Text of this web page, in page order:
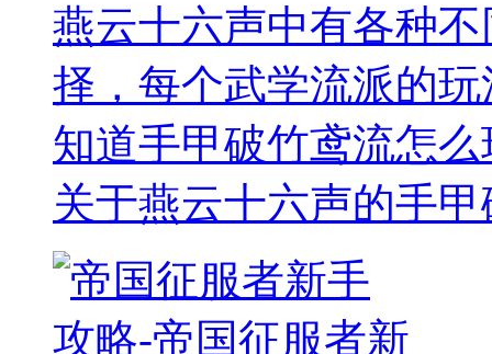
燕云十六声中有各种
择，每个武学流派的
知道手甲破竹鸢流怎
关于燕云十六声的手